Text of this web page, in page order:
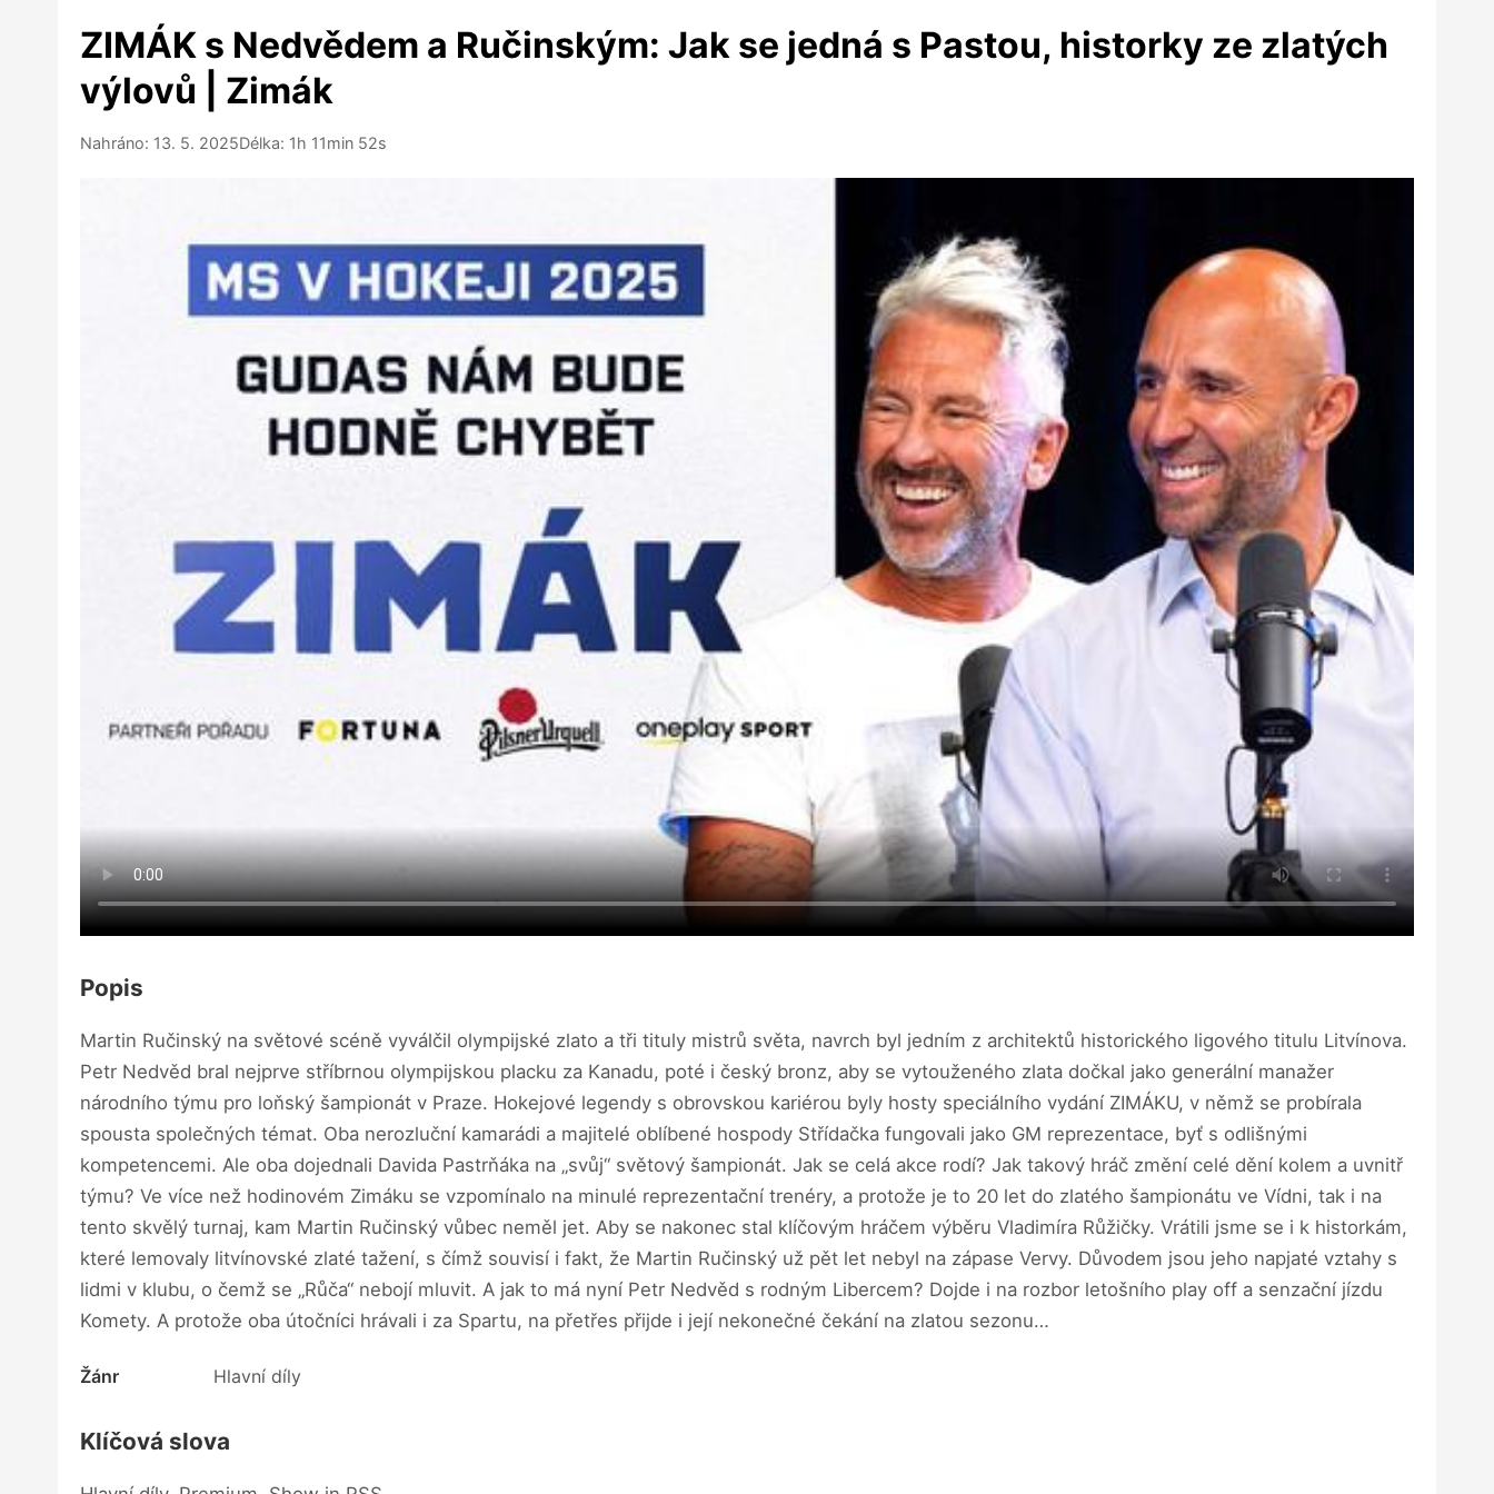
ZIMÁK s Nedvědem a Ručinským: Jak se jedná s Pastou, historky ze zlatých
výlovů | Zimák
Nahráno: 13. 5. 2025Délka: 1h 11min 52s
Popis
Martin Ručinský na světové scéně vyválčil olympijské zlato a tři tituly mistrů světa, navrch byl jedním z architektů historického ligového titulu Litvínova.
Petr Nedvěd bral nejprve stříbrnou olympijskou placku za Kanadu, poté i český bronz, aby se vytouženého zlata dočkal jako generální manažer
národního týmu pro loňský šampionát v Praze. Hokejové legendy s obrovskou kariérou byly hosty speciálního vydání ZIMÁKU, v němž se probírala
spousta společných témat. Oba nerozluční kamarádi a majitelé oblíbené hospody Střídačka fungovali jako GM reprezentace, byť s odlišnými
kompetencemi. Ale oba dojednali Davida Pastrňáka na „svůj“ světový šampionát. Jak se celá akce rodí? Jak takový hráč změní celé dění kolem a uvnitř
týmu? Ve více než hodinovém Zimáku se vzpomínalo na minulé reprezentační trenéry, a protože je to 20 let do zlatého šampionátu ve Vídni, tak i na
tento skvělý turnaj, kam Martin Ručinský vůbec neměl jet. Aby se nakonec stal klíčovým hráčem výběru Vladimíra Růžičky. Vrátili jsme se i k historkám,
které lemovaly litvínovské zlaté tažení, s čímž souvisí i fakt, že Martin Ručinský už pět let nebyl na zápase Vervy. Důvodem jsou jeho napjaté vztahy s
lidmi v klubu, o čemž se „Růča“ nebojí mluvit. A jak to má nyní Petr Nedvěd s rodným Libercem? Dojde i na rozbor letošního play off a senzační jízdu
Komety. A protože oba útočníci hrávali i za Spartu, na přetřes přijde i její nekonečné čekání na zlatou sezonu…
Žánr Hlavní díly
Klíčová slova